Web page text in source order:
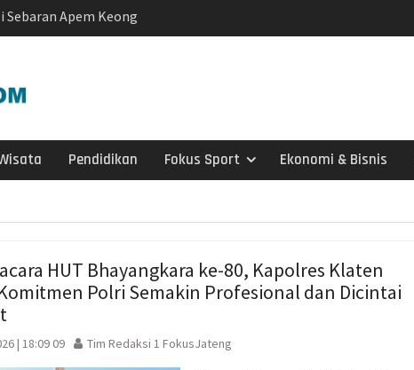
Golkar Sragen
Bahlil Lahadalia
untuk Madrasah,
Muktamar
Keluarga,
jadi Benteng Utama
Dorong Kader
Mandiri di Era Digital
Pendidikan Fokus Sport Ekonomi & Bisnis
HUT Bhayangkara ke-80, Kapolres Klaten
Polri Semakin Profesional dan Dicintai
| 18:09 09 Tim Redaksi 1 FokusJateng